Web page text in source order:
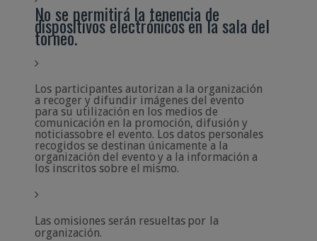
Nose permitirá la tenencia de
dispositivoselectrónicosenlasala del
torneo.
Los participantes autorizan a la organización
a recoger y difundir imágenes del evento
para su utilización en los medios de
comunicación en la promoción, difusión y
noticiassobre el evento. Los datos personales
recogidos se destinan únicamente a la
organización del evento y a la información a
los inscritos sobre el mismo.
Las omisiones serán resueltas por la
organización.